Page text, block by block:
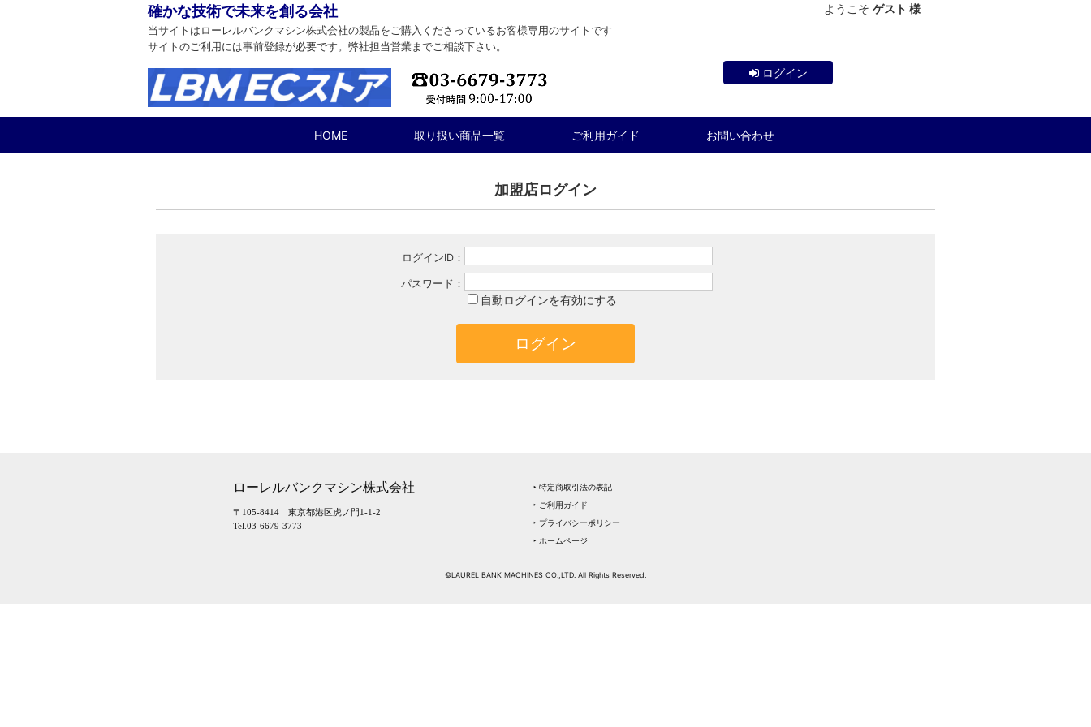
確かな技術で未来を創る会社
当サイトはローレルバンクマシン株式会社の製品をご購入くださっているお客様専用のサイトです
サイトのご利用には事前登録が必要です。弊社担当営業までご相談下さい。
ようこそ ゲスト 様
ログイン
HOME 取り扱い商品一覧 ご利用ガイド お問い合わせ
加盟店ログイン
ログインID：
パスワード：
自動ログインを有効にする
ローレルバンクマシン株式会社
〒105-8414 東京都港区虎ノ門1-1-2
Tel.03-6679-3773
‣ 特定商取引法の表記
‣ ご利用ガイド
‣ プライバシーポリシー
‣ ホームページ
©LAUREL BANK MACHINES CO.,LTD. All Rights Reserved.